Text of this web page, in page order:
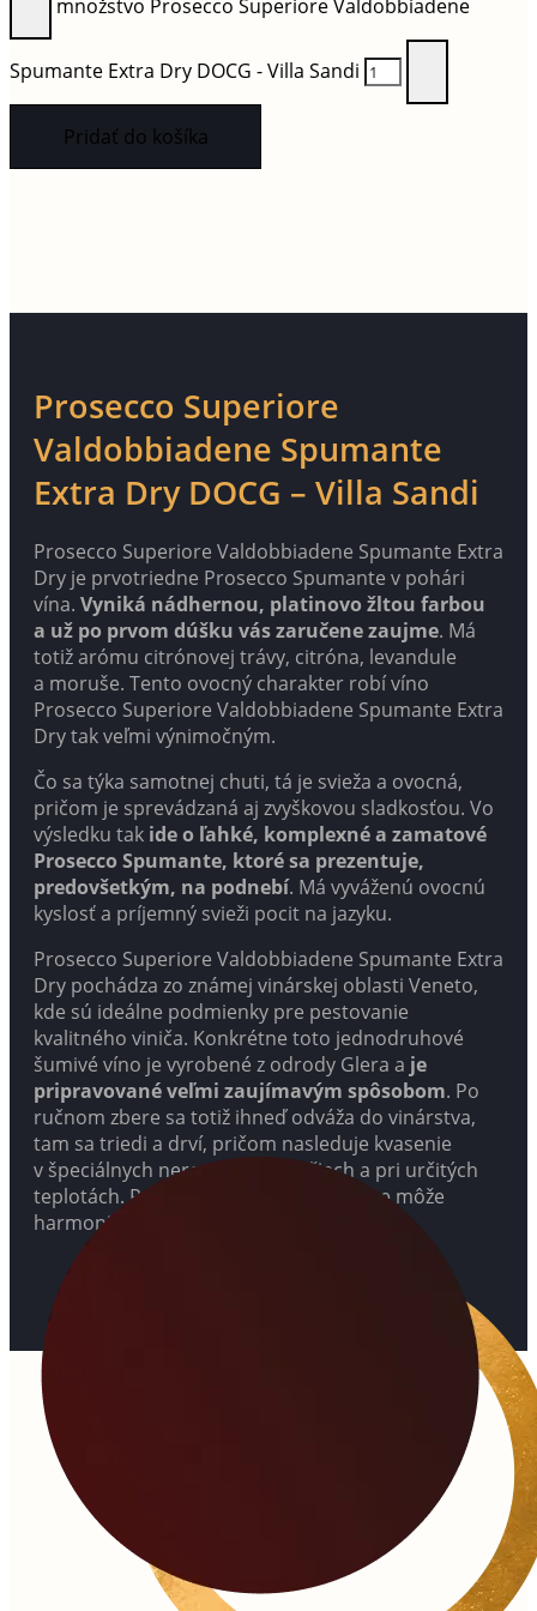
množstvo Prosecco Superiore Valdobbiadene
Spumante Extra Dry DOCG - Villa Sandi
Pridať do košíka
Prosecco Superiore
Valdobbiadene Spumante
Extra Dry DOCG – Villa Sandi
Prosecco Superiore Valdobbiadene Spumante Extra
Dry je prvotriedne Prosecco Spumante v pohári
vína. Vyniká nádhernou, platinovo žltou farbou
a už po prvom dúšku vás zaručene zaujme. Má
totiž arómu citrónovej trávy, citróna, levandule
a moruše. Tento ovocný charakter robí víno
Prosecco Superiore Valdobbiadene Spumante Extra
Dry tak veľmi výnimočným.
Čo sa týka samotnej chuti, tá je svieža a ovocná,
pričom je sprevádzaná aj zvyškovou sladkosťou. Vo
výsledku tak ide o ľahké, komplexné a zamatové
Prosecco Spumante, ktoré sa prezentuje,
predovšetkým, na podnebí. Má vyváženú ovocnú
kyslosť a príjemný svieži pocit na jazyku.
Prosecco Superiore Valdobbiadene Spumante Extra
Dry pochádza zo známej vinárskej oblasti Veneto,
kde sú ideálne podmienky pre pestovanie
kvalitného viniča. Konkrétne toto jednodruhové
šumivé víno je vyrobené z odrody Glera a je
pripravované veľmi zaujímavým spôsobom. Po
ručnom zbere sa totiž ihneď odváža do vinárstva,
tam sa triedi a drví, pričom nasleduje kvasenie
v špeciálnych nerezových nádržiach a pri určitých
teplotách. Po fermentácii toto víno ešte môže
harmonizovať na jemných kaloch.